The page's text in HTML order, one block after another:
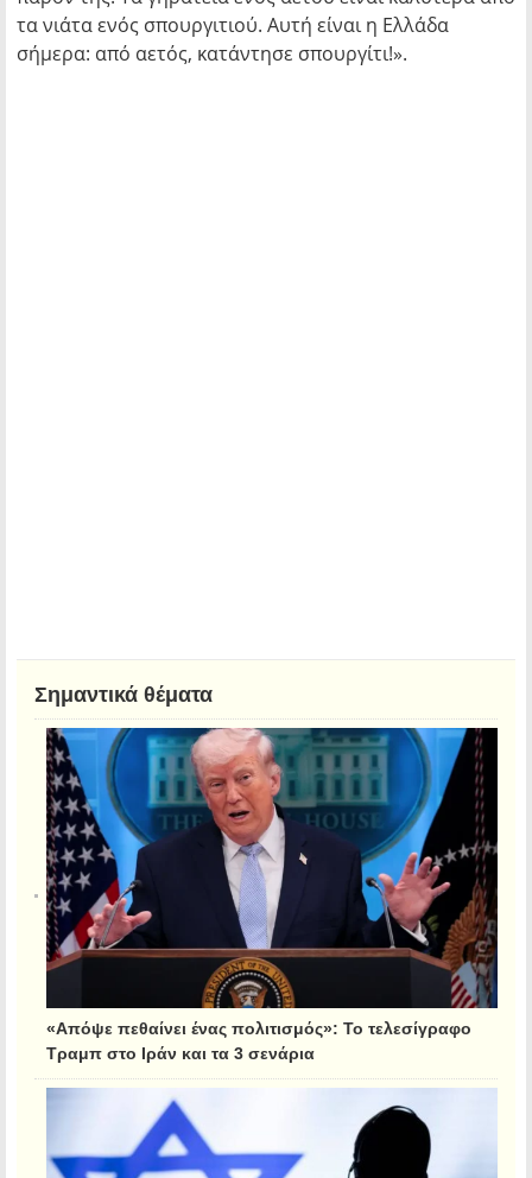
τα νιάτα ενός σπουργιτιού. Αυτή είναι η Ελλάδα
σήμερα: από αετός, κατάντησε σπουργίτι!».
Σημαντικά θέματα
«Απόψε πεθαίνει ένας πολιτισμός»: Το τελεσίγραφο
Τραμπ στο Ιράν και τα 3 σενάρια